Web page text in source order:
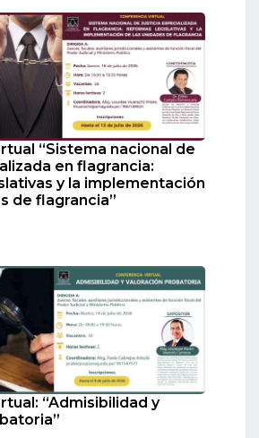
“Sistema nacional de
en flagrancia:
y la implementación
de flagrancia”
“Admisibilidad y